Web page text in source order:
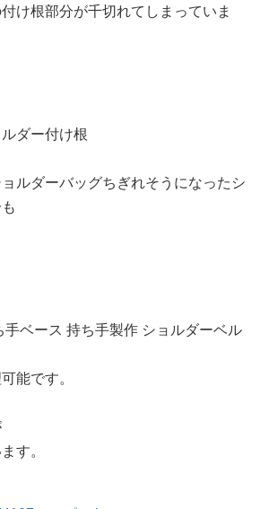
け根部分が千切れてしまっていま
ダー付け根
ルダーバッグちぎれそうになったシ
手ベース 持ち手製作 ショルダーベル
能です。
す。